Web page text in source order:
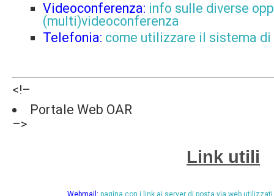
Videoconferenza: info sulle diverse
(multi)videoconferenza
Telefonia: come utilizzare il sistema di
<!–
Portale Web OAR
–>
Link utili
Webmail: pagina con i link ai server di posta via web